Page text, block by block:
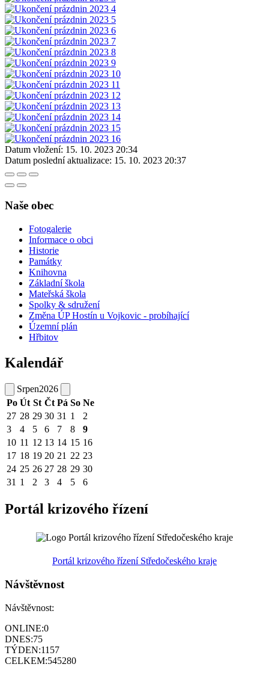
Datum vložení: 15. 10. 2023 20:34
Datum poslední aktualizace: 15. 10. 2023 20:37
Naše obec
Fotogalerie
Informace o obci
Historie
Památky
Knihovna
Základní škola
Mateřská škola
Spolky & sdružení
Změna ÚP Hostín u Vojkovic - probíhající
Územní plán
Hřbitov
Kalendář
Srpen2026
Po Út St Čt Pá So Ne
27 28 29 30 31 1
2
3
4 5 6 7 8
9
10 11 12 13 14 15 16
17 18 19 20 21 22 23
24 25 26 27 28 29 30
31 1 2 3 4 5 6
Portál krizového řízení
Portál krizového řízení Středočeského kraje
Návštěvnost
Návštěvnost:
ONLINE:0
DNES:75
TÝDEN:1157
CELKEM:545280